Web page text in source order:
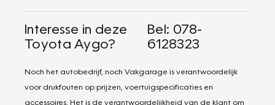
Interesse in deze
Toyota Aygo?
Bel: 078-
6128323
Noch het autobedrijf, noch Vakgarage is verantwoordelijk
voor drukfouten op prijzen, voertuigspecificaties en
accessoires. Het is de verantwoordelijkheid van de klant om